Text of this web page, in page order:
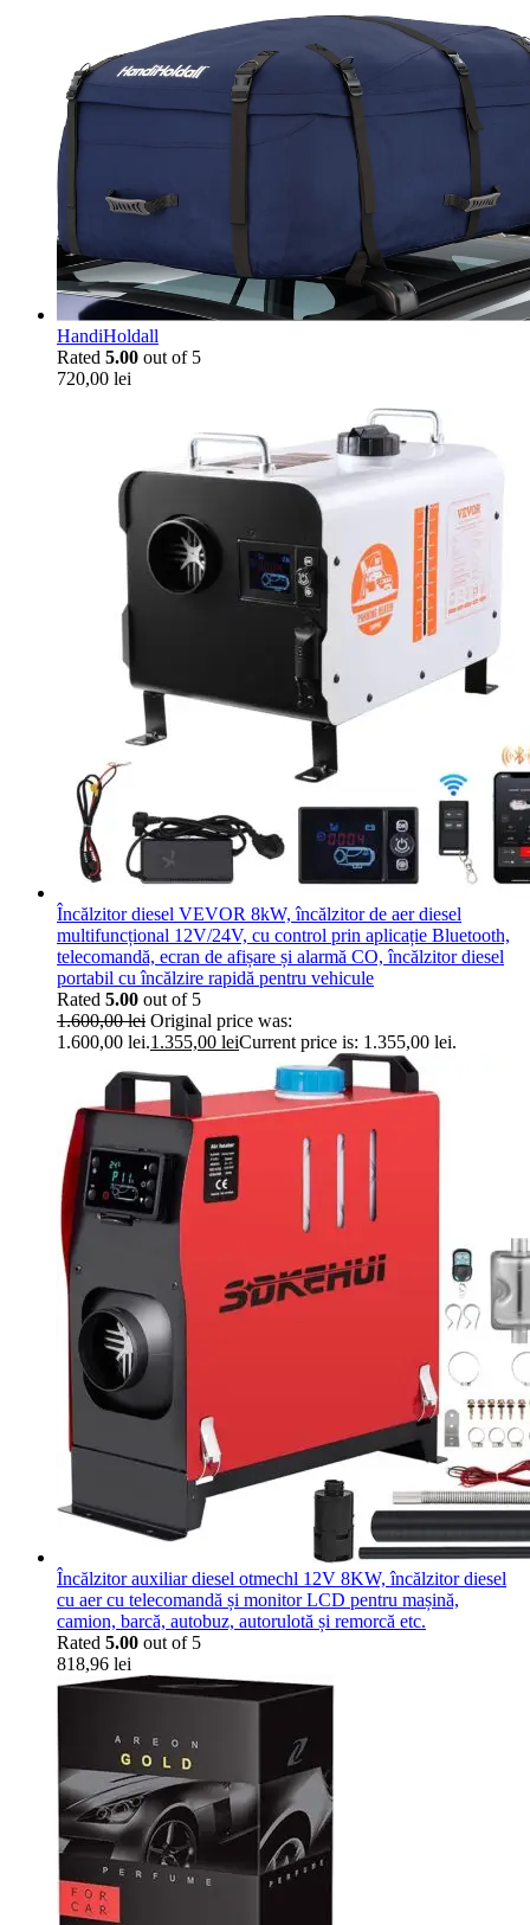
HandiHoldall
Rated 5.00 out of 5
720,00 lei
Încălzitor diesel VEVOR 8kW, încălzitor de aer diesel
multifuncțional 12V/24V, cu control prin aplicație Bluetooth,
telecomandă, ecran de afișare și alarmă CO, încălzitor diesel
portabil cu încălzire rapidă pentru vehicule
Rated 5.00 out of 5
1.600,00lei Original price was:
1.600,00 lei.1.355,00 leiCurrent price is: 1.355,00 lei.
Încălzitor auxiliar diesel otmechl 12V 8KW, încălzitor diesel
cu aer cu telecomandă și monitor LCD pentru mașină,
camion, barcă, autobuz, autorulotă și remorcă etc.
Rated 5.00 out of 5
818,96 lei